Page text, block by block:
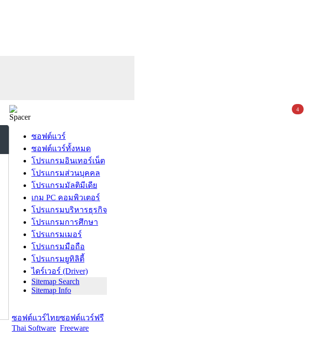
ซอฟต์แวร์
ซอฟต์แวร์ทั้งหมด
โปรแกรมอินเทอร์เน็ต
โปรแกรมส่วนบุคคล
โปรแกรมมัลติมีเดีย
เกม PC คอมพิวเตอร์
โปรแกรมบริหารธุรกิจ
โปรแกรมการศึกษา
โปรแกรมเมอร์
โปรแกรมมือถือ
โปรแกรมยูทิลิตี้
ไดร์เวอร์ (Driver)
Sitemap Search
Sitemap Info
ซอฟต์แวร์ไทย
Thai Software
ซอฟต์แวร์ฟรี
Freeware
4